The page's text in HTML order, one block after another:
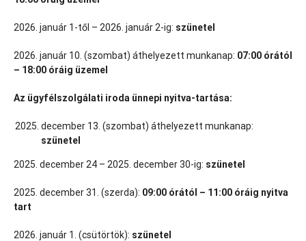
2026. január 1-től – 2026. január 2-ig: szünetel
2026. január 10. (szombat) áthelyezett munkanap: 07:00 órától
– 18:00 óráig üzemel
Az ügyfélszolgálati iroda ünnepi nyitva-tartása:
december 13. (szombat) áthelyezett munkanap:
szünetel
2025. december 24 – 2025. december 30-ig: szünetel
2025. december 31. (szerda): 09:00 órától – 11:00 óráig nyitva
tart
2026. január 1. (csütörtök): szünetel